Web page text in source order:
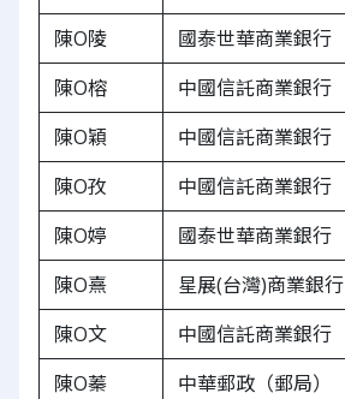
陳O陵
國泰世華商業銀行
陳O榕
中國信託商業銀行
陳O穎
中國信託商業銀行
陳O孜
中國信託商業銀行
陳O婷
國泰世華商業銀行
陳O熹
星展(台灣)商業銀行
陳O文
中國信託商業銀行
陳O蓁
中華郵政（郵局）